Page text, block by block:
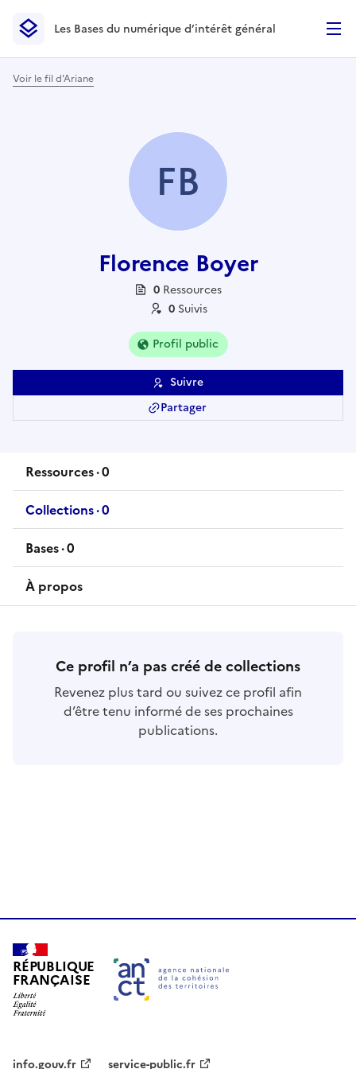
Les Bases du numérique d’intérêt général- Retour à la
Les Bases du numérique d’intérêt général
Voir le fil d'Ariane
FB
Florence Boyer
0 Ressources
0 Suivis
Profil public
Suivre
Partager
Ressources·0
ressources
Collections·0
collections
Bases·0
bases
À propos
Ce profil n’a pas créé de collections
Revenez plus tard ou suivez ce profil afin
d’être tenu informé de ses prochaines
publications.
RÉPUBLIQUE
FRANÇAISE
info.gouv.fr service-public.fr